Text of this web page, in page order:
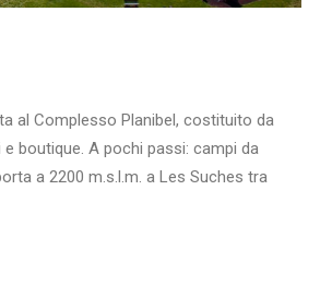
al Complesso Planibel, costituito da
boutique. A pochi passi: campi da
a 2200 m.s.l.m. a Les Suches tra